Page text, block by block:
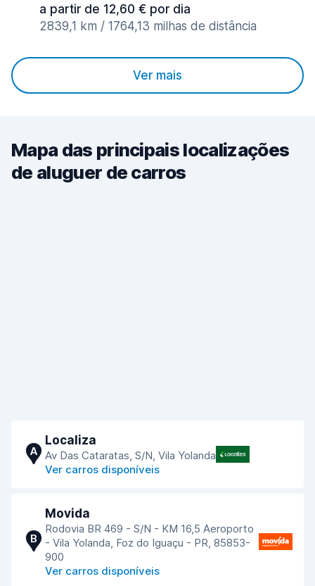
a partir de 12,60 € por dia
2839,1 km / 1764,13 milhas de distância
Ver mais
Mapa das principais localizações
de aluguer de carros
A
Localiza
Av Das Cataratas, S/N, Vila Yolanda
Ver carros disponíveis
B
Movida
Rodovia BR 469 - S/N - KM 16,5 Aeroporto
- Vila Yolanda, Foz do Iguaçu - PR, 85853-
900
Ver carros disponíveis